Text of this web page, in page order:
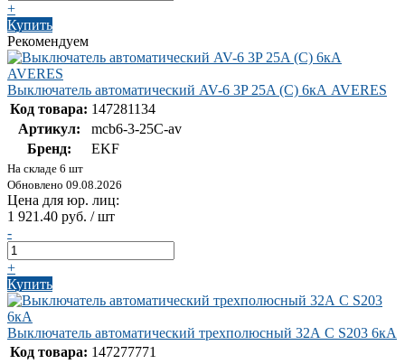
+
Купить
Рекомендуем
Выключатель автоматический AV-6 3P 25A (C) 6кА AVERES
Код товара: 147281134
Артикул:
mcb6-3-25C-av
Бренд:
EKF
На складе 6 шт
Обновлено 09.08.2026
Цена для юр. лиц:
1 921.40 руб. / шт
-
+
Купить
Выключатель автоматический трехполюсный 32А С S203 6кА
Код товара: 147277771